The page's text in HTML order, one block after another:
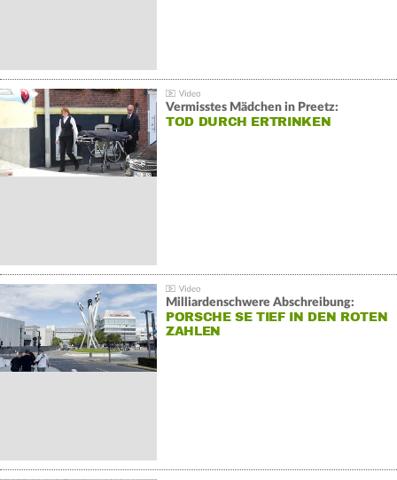
Vermisstes Mädchen in Preetz:
TOD DURCH ERTRINKEN
Milliardenschwere Abschreibung:
PORSCHE SE TIEF IN DEN ROTEN
ZAHLEN